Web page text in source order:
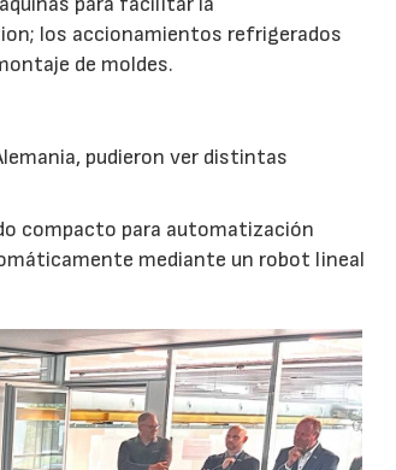
los accionamientos refrigerados
de moldes.
pudieron ver distintas
compacto para automatización
mediante un robot lineal